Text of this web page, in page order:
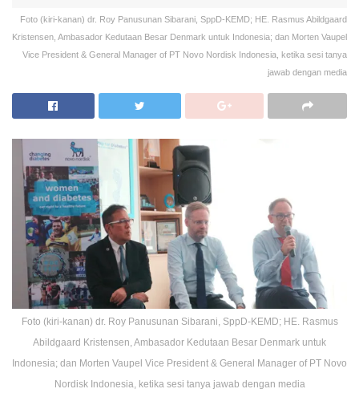
Foto (kiri-kanan) dr. Roy Panusunan Sibarani, SppD-KEMD; HE. Rasmus Abildgaard
Kristensen, Ambasador Kedutaan Besar Denmark untuk Indonesia; dan Morten Vaupel
Vice President & General Manager of PT Novo Nordisk Indonesia, ketika sesi tanya
jawab dengan media
Foto (kiri-kanan) dr. Roy Panusunan Sibarani, SppD-KEMD; HE. Rasmus
Abildgaard Kristensen, Ambasador Kedutaan Besar Denmark untuk
Indonesia; dan Morten Vaupel Vice President & General Manager of PT Novo
Nordisk Indonesia, ketika sesi tanya jawab dengan media